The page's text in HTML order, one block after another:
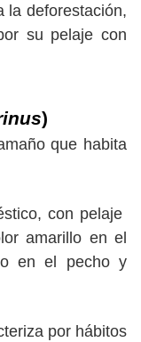
la deforestación,
su pelaje con
)
que habita
con pelaje
amarillo en el
en el pecho y
por hábitos